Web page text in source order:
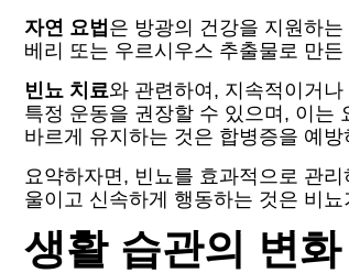
자연 요법 은 방광의 건강을 지원하
베리 또는 우르시우스 추출물로 만
빈뇨 치료와 관련하여, 지속적이거
특정 운동을 권장할 수 있으며, 이는
바르게 유지하는 것은 합병증을 예
요약하자면, 빈뇨를 효과적으로 관
울이고 신속하게 행동하는 것은 비
생활 습관의 변화